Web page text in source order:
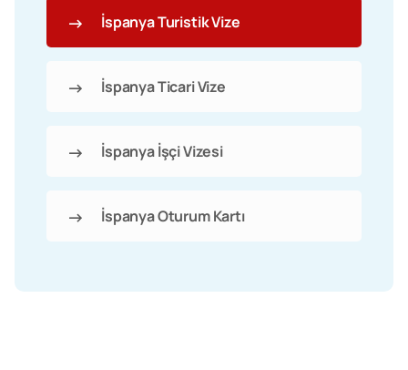
İspanya Turistik Vize
İspanya Ticari Vize
İspanya İşçi Vizesi
İspanya Oturum Kartı